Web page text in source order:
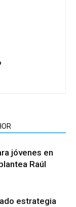
jóvenes en
Raúl
estrategia